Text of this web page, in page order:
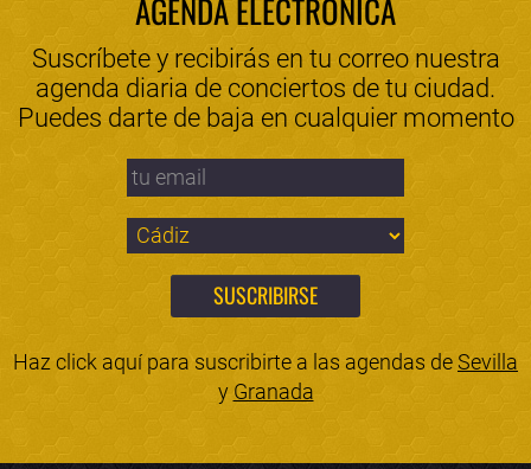
AGENDA ELECTRÓNICA
Suscríbete y recibirás en tu correo nuestra
agenda diaria de conciertos de tu ciudad.
Puedes darte de baja en cualquier momento
Haz click aquí para suscribirte a las agendas deSevilla
y Granada